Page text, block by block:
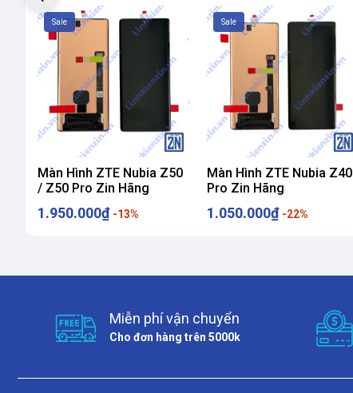
Sale
Màn Hình ZTE Nubia Z50
/ Z50 Pro Zin Hãng
1.950.000₫ -13%
Sale
Màn Hình ZTE Nubia Z40
Pro Zin Hãng
1.050.000₫ -22%
Miễn phí vận chuyển
Cho đơn hàng trên 5000k